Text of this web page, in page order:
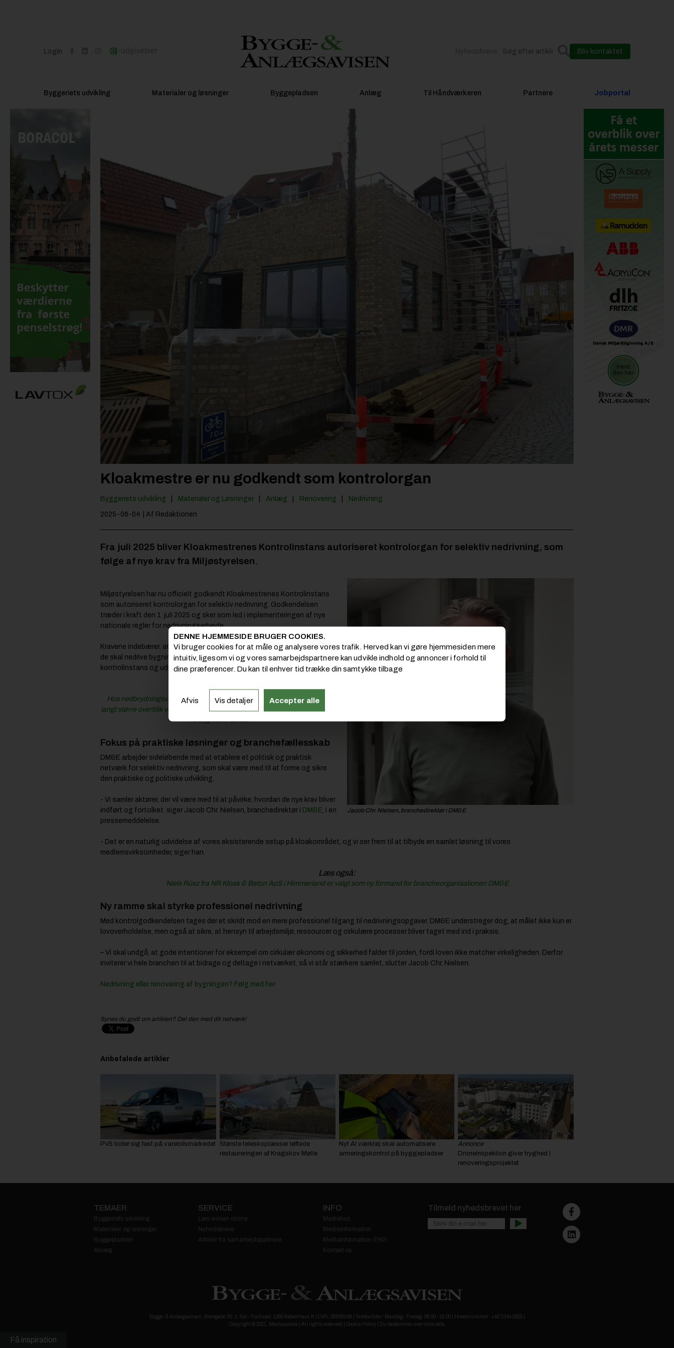
Login Bliv kontaktet
Byggeriets udvikling Materialer og løsninger Byggepladsen Anlæg Til Håndværkeren Partnere Jobportal
Kloakmestre er nu godkendt som kontrolorgan
Byggeriets udvikling Materialer og Løsninger Anlæg Renovering Nedrivning
2025-06-04 | Af Redaktionen
Fra juli 2025 bliver Kloakmestrenes Kontrolinstans autoriseret kontrolorgan for selektiv nedrivning, som
følge af nye krav fra Miljøstyrelsen.
Jacob Chr. NIelsen, branchedirektør i DM&E
Miljøstyrelsen har nu officielt godkendt Kloakmestrenes Kontrolinstans
som autoriseret kontrolorgan for selektiv nedrivning. Godkendelsen
træder i kraft den 1. juli 2025 og sker som led i implementeringen af nye
nationale regler for nedrivningsarbejde.
Kravene indebærer, at virksomheder fremover skal være autoriserede, hvis
de skal nedrive bygninger over 250 m². Det forudsætter tilknytning til en
kontrolinstans og udpegning af en ressourceansvarlig.
Læs også:
Hos nedbrydningsvirksomheden P. Olesen har entrepriselederne fået et
langt større overblik ved dagligt at følge med i økonomien på deres projekter
i e-byg fra IT-Effect
Fokus på praktiske løsninger og branchefællesskab
DM&E arbejder sideløbende med at etablere et politisk og praktisk
netværk for selektiv nedrivning, som skal være med til at forme og sikre
den praktiske og politiske udvikling.
- Vi samler aktører, der vil være med til at påvirke, hvordan de nye krav bliver
indført og fortolket. siger Jacob Chr. Nielsen, branchedirektør i DM&E, i en
pressemeddelelse.
- Det er en naturlig udvidelse af vores eksisterende setup på kloakområdet, og vi ser frem til at tilbyde en samlet løsning til vores
medlemsvirksomheder, siger han.
Læs også:
Niels Rüsz fra NR Kloak & Beton ApS i Himmerland er valgt som ny formand for brancheorganisationen DM&E
Ny ramme skal styrke professionel nedrivning
Med kontrolgodkendelsen tages der et skridt mod en mere professionel tilgang til nedrivningsopgaver. DM&E understreger dog, at målet ikke kun er
lovoverholdelse, men også at sikre, at hensyn til arbejdsmiljø, ressourcer og cirkulære processer bliver taget med ind i praksis.
– Vi skal undgå, at gode intentioner for eksempel om cirkulær økonomi og sikkerhed falder til jorden, fordi loven ikke matcher virkeligheden. Derfor
inviterer vi hele branchen til at bidrage og deltage i netværket, så vi står stærkere samlet, slutter Jacob Chr. Nielsen.
Nedrivning eller renovering af bygningen? Følg med her
Synes du godt om artiklen? Del den med dit netværk!
Anbefalede artikler
PV5 bider sig fast på varebilsmarkedet
Største teleskoplæsser løftede
restaureringen af Kragskov Mølle
Nyt AI værktøj skal automatisere
armeringskontrol på byggepladser
Annonce
Droneinspektion giver tryghed i
renoveringsprojektet
Få inspiration
TEMAER
Byggeriets udvikling
Materialer og løsninger
Byggepladsen
Anlæg
SERVICE
Læs avisen online
Nyhedsbreve
Artikler fra samarbejdspartnere
INFO
Mediehus
Medieinformation
Mediainformation-ENG
Kontakt os
Tilmeld nyhedsbrevet her
Bygge- & Anlægsavisen, Bredgade 36. 1. Sal - Forhuset, 1260 København K | CVR: 28890346 | Telefontider: Mandag - Fredag: 09.00 - 16.00 | Hovednummer: +45 3344 5555 |
Copyright © 2021, Mediaxpress | All rights reserved | Cookie Policy Du bestemmer over dine data
DENNE HJEMMESIDE BRUGER COOKIES.
Vi bruger cookies for at måle og analysere vores trafik. Herved kan vi gøre hjemmesiden mere
intuitiv, ligesom vi og vores samarbejdspartnere kan udvikle indhold og annoncer i forhold til
dine præferencer. Du kan til enhver tid trække din samtykke tilbage
Afvis Vis detaljer Accepter alle